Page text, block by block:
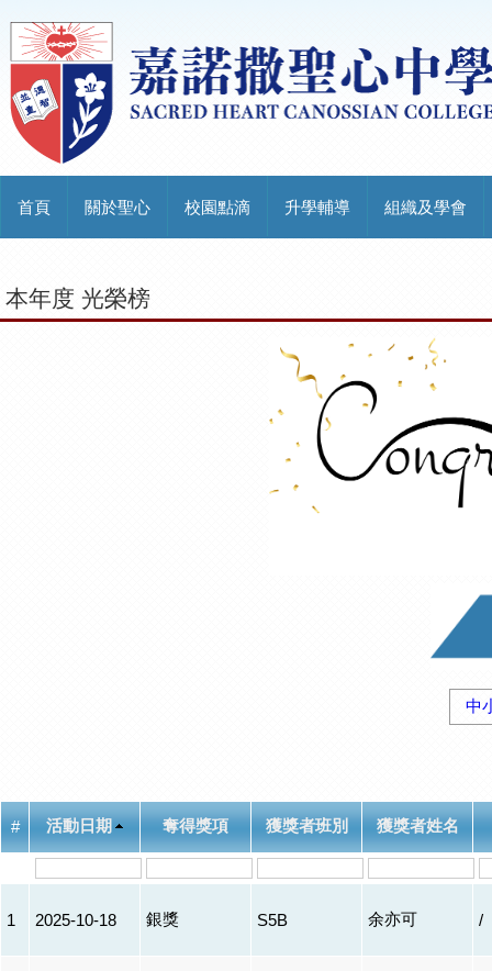
首頁 關於聖心 校園點滴 升學輔導 組織及學會
本年度 光榮榜
中
# 活動日期 奪得獎項 獲獎者班別 獲獎者姓名
1 2025-10-18 銀獎 S5B 余亦可 /